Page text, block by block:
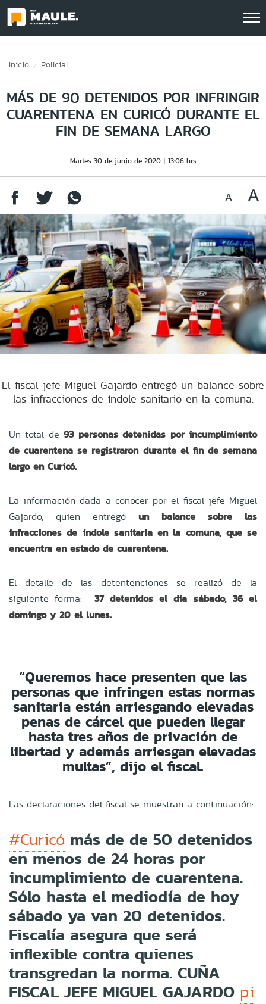
Inicio Policial
MÁS DE 90 DETENIDOS POR INFRINGIR
CUARENTENA EN CURICÓ DURANTE EL
FIN DE SEMANA LARGO
Martes 30 de junio de 2020 13:06 hrs
El fiscal jefe Miguel Gajardo entregó un balance sobre
las infracciones de índole sanitario en la comuna.
Un total de93 personas detenidas por incumplimiento
de cuarentena se registraron durante el fin de semana
largo en Curicó.
La información dada a conocer por el fiscal jefe Miguel
Gajardo, quien entregó un balance sobre las
infracciones de índole sanitaria en la comuna, que se
encuentra en estado de cuarentena.
El detalle de las detentenciones se realizó de la
siguiente forma:
37 detenidos el día sábado, 36 el
domingo y 20 el lunes.
“Queremos hace presenten que las
personas que infringen estas normas
sanitaria están arriesgando elevadas
penas de cárcel que pueden llegar
hasta tres años de privación de
libertad y además arriesgan elevadas
multas”, dijo el fiscal.
Las declaraciones del fiscal se muestran a continuación:
#Curicó más de de 50 detenidos
en menos de 24 horas por
incumplimiento de cuarentena.
Sólo hasta el mediodía de hoy
sábado ya van 20 detenidos.
Fiscalía asegura que será
inflexible contra quienes
transgredan la norma. CUÑA
FISCAL JEFE MIGUEL GAJARDO pi